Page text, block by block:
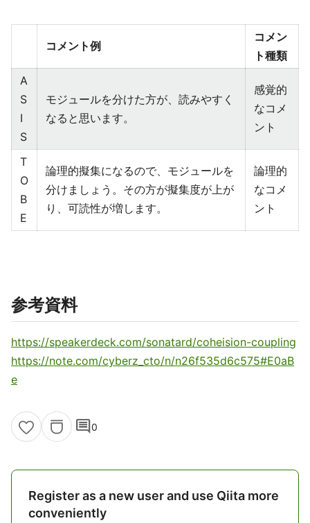
コメント例
コメン
ト種類
A
S
I
S
モジュールを分けた方が、読みやすく
なると思います。
感覚的
なコメ
ント
T
O
B
E
論理的擬集になるので、モジュールを
分けましょう。その方が擬集度が上が
り、可読性が増します。
論理的
なコメ
ント
参考資料
https://speakerdeck.com/sonatard/coheision-coupling
https://note.com/cyberz_cto/n/n26f535d6c575#E0aB
e
comment0
Register as a new user and use Qiita more
conveniently